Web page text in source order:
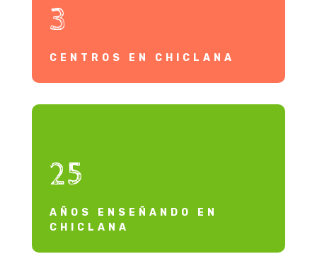
3
CENTROS EN CHICLANA
25
AÑOS ENSEÑANDO EN
CHICLANA